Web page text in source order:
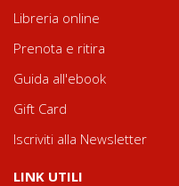
Libreria online
Prenota e ritira
Guida all'ebook
Gift Card
Iscriviti alla Newsletter
LINK UTILI